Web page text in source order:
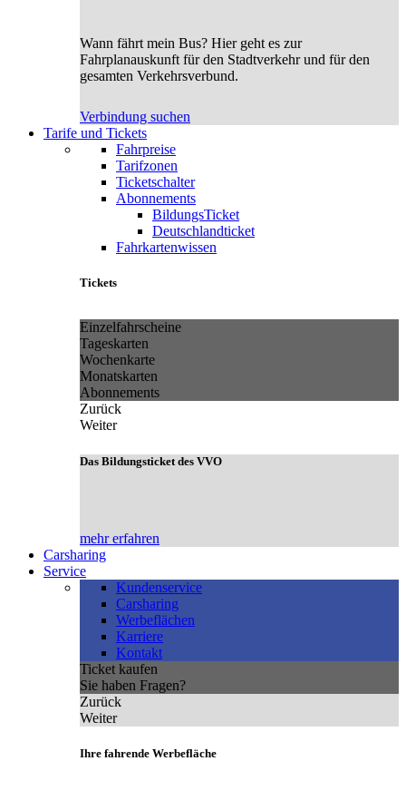
Wann fährt mein Bus? Hier geht es zur
Fahrplanauskunft für den Stadtverkehr und für den
gesamten Verkehrsverbund.
Verbindung suchen
Tarife und Tickets
Fahrpreise
Tarifzonen
Ticketschalter
Abonnements
BildungsTicket
Deutschlandticket
Fahrkartenwissen
Tickets
Einzelfahrscheine
Tageskarten
Wochenkarte
Monatskarten
Abonnements
Zurück
Weiter
Das Bildungsticket des VVO
mehr erfahren
Carsharing
Service
Kundenservice
Carsharing
Werbeflächen
Karriere
Kontakt
Ticket kaufen
Sie haben Fragen?
Zurück
Weiter
Ihre fahrende Werbefläche